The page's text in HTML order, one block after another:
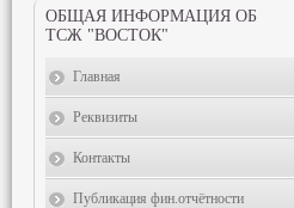
ОБЩАЯ ИНФОРМАЦИЯ ОБ
ТСЖ "ВОСТОК"
Главная
Реквизиты
Контакты
Публикация фин.отчётности